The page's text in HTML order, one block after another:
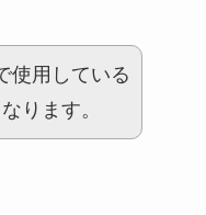
使用している
ります。